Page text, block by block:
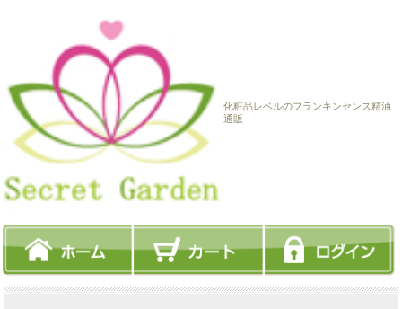
化粧品レベルのフランキンセンス精油
通販